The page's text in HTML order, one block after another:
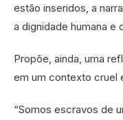
estão inseridos, a
a dignidade humana e
Propõe, ainda, uma
em um contexto cruel
“Somos escravos de